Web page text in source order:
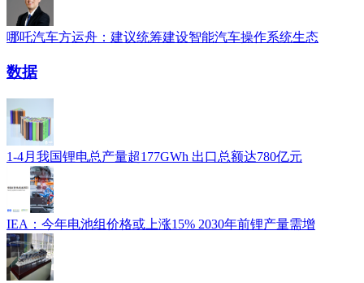
哪吒汽车方运舟：建议统筹建设智能汽车操作系统生态
数据
1-4月我国锂电总产量超177GWh 出口总额达780亿元
IEA：今年电池组价格或上涨15% 2030年前锂产量需增